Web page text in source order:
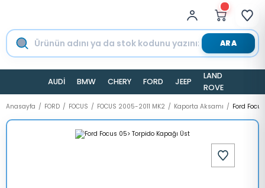
ARA
AUDİ BMW CHERY FORD JEEP
LAND
ROVER
Anasayfa FORD FOCUS FOCUS 2005-2011 MK2 Kaporta Aksamı Ford